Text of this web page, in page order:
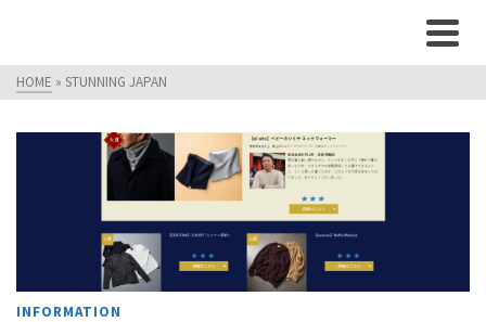
HOME » STUNNING JAPAN
INFORMATION